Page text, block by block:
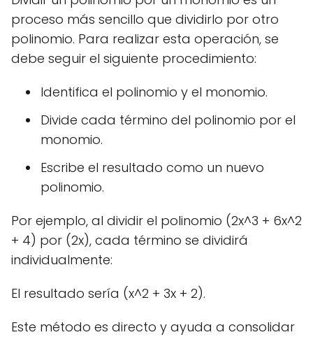
proceso más sencillo que dividirlo por otro
polinomio. Para realizar esta operación, se
debe seguir el siguiente procedimiento:
Identifica el polinomio y el monomio.
Divide cada término del polinomio por el
monomio.
Escribe el resultado como un nuevo
polinomio.
Por ejemplo, al dividir el polinomio (2x^3 + 6x^2
+ 4) por (2x), cada término se dividirá
individualmente:
El resultado sería (x^2 + 3x + 2).
Este método es directo y ayuda a consolidar